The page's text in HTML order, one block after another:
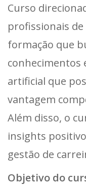
Curso
profissionais
formação que
conhecimentos
artificial que
vantagem
Além disso, o
insights
gestão de
Objetivo do